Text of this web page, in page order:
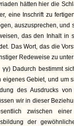
hätten hier die
eine Inschrift zu
auszusprechen, und
das den Inhalt in
Das Wort, das die
Redeweise zu
γγ) Dadurch bestimmt
eigenes Gebiet, und um
des Ausdrucks
wir in dieser
zwischen
der